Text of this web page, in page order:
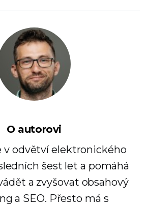
O autorovi
v odvětví elektronického
šest let a pomáhá
a zvyšovat obsahový
a SEO. Přesto má s